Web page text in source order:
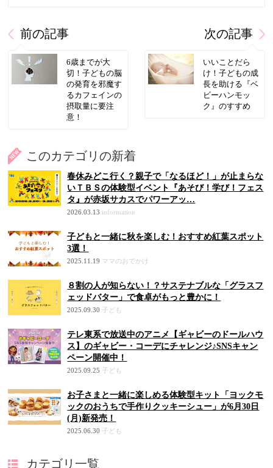
前の記事
6歳までが大
切！子どもの脳
の発育を邪魔す
るカフェインの
摂取量に要注
意！
次の記事
いいことだら
け！子どもの成
長を助ける『ベ
ビーハンモッ
ク』のすすめ
このカテゴリの新着
春休みどこ行く？親子で「なるほど！」が止まらな
いＴＢＳの体験型イベント『あそび！学び！フェス
タ』が赤坂サカスでパワーアッ…
2026.03.13 information
子どもと一緒に秋を楽しむ！おすすめ紅葉スポット
3選！
2025.11.19 ママのおでかけ
８割の人が知らない！？サステナブルな「グラスフ
ェッドバター」で食卓がもっと豊かに！
2025.09.30 子ども
テレ東系で放送中のアニメ【ギャビーのドールハウ
ス】のギャビー・コーデにチャレンジ♪SNSキャン
ペーン開催中！
2025.09.25 子ども
お子さまと一緒に楽しめる体験型キット「ヨックモ
ックのおうちで手作りクッキーシュー」が6月30日
(月)新発売！
2025.06.30 子ども
カテゴリ一覧